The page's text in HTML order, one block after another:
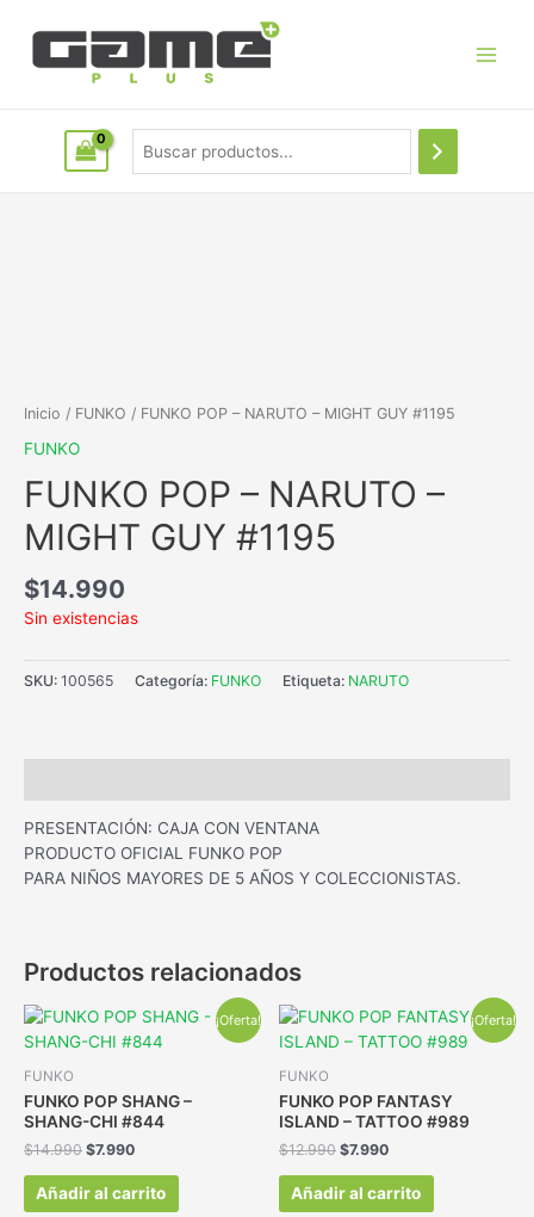
Inicio / FUNKO / FUNKO POP – NARUTO – MIGHT GUY #1195
FUNKO
FUNKO POP – NARUTO –
MIGHT GUY #1195
$14.990
Sin existencias
SKU: 100565 Categoría: FUNKO Etiqueta: NARUTO
PRESENTACIÓN: CAJA CON VENTANA
PRODUCTO OFICIAL FUNKO POP
PARA NIÑOS MAYORES DE 5 AÑOS Y COLECCIONISTAS.
Productos relacionados
¡Oferta!
FUNKO
FUNKO POP SHANG –
SHANG-CHI #844
$14.990 $7.990
Añadir al carrito
¡Oferta!
FUNKO
FUNKO POP FANTASY
ISLAND – TATTOO #989
$12.990 $7.990
Añadir al carrito